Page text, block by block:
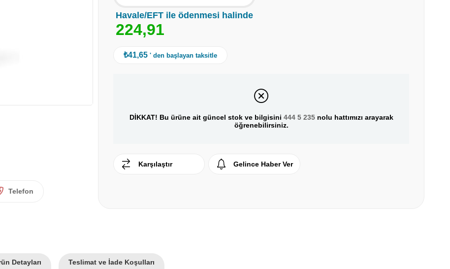
Telefon
Havale/EFT ile ödenmesi halinde
224,91
₺41,65 ' den başlayan taksitle
DİKKAT! Bu ürüne ait güncel stok ve bilgisini 444 5 235nolu hattımızı arayarak
öğrenebilirsiniz.
Karşılaştır Gelince Haber Ver
Detayları Teslimat ve İade Koşulları